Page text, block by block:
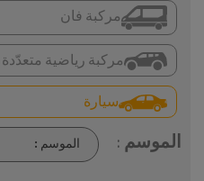
سيارة
مركبة رياضية متعدّدة
مركبة فان
الموسم :